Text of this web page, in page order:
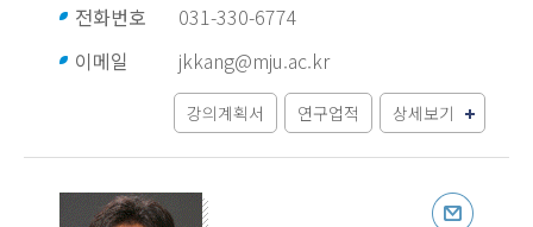
전화번호
031-330-6774
이메일
jkkang@mju.ac.kr
강의계획서 연구업적 상세보기